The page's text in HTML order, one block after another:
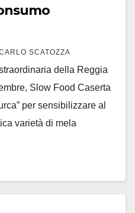
SCATOZZA
della Reggia
Slow Food Caserta
per sensibilizzare al
varietà di mela